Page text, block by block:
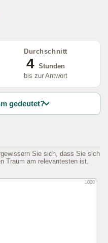
Durchschnitt
4 Stunden
bis zur Antwort
gedeutet?
Sie sich, dass Sie sich
Traum am relevantesten ist.
1000